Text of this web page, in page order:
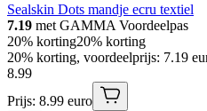
Sealskin Dots mandje ecru textiel
7.19 met GAMMA Voordeelpas
20% korting20% korting
20% korting, voordeelprijs: 7.19
8.99
Prijs: 8.99 euro